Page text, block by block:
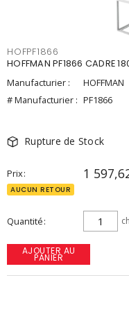
HOFPF1866
HOFFMAN PF1866 CADRE
Manufacturier :
HOFFMAN
# Manufacturier : PF1866
Rupture de Stock
Prix 1
AUCUN RETOUR
Quantité ch
AJOUTER AU
PANIER